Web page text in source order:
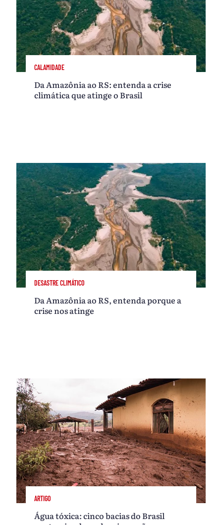
CALAMIDADE
Da Amazônia ao RS: entenda a crise
climática que atinge o Brasil
DESASTRE CLIMÁTICO
Da Amazônia ao RS, entenda porque a
crise nos atinge
ARTIGO
Água tóxica: cinco bacias do Brasil